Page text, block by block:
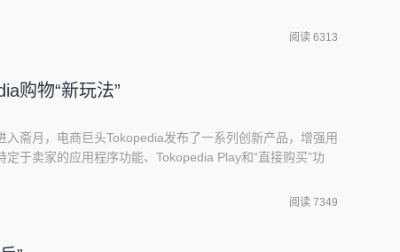
日本最著名的科技企业家之一。“我们发现有人试图窃取
阅读 6313
购物“新玩法”
入斋月，电商巨头Tokopedia发布了一系列创新产品，增强用
于卖家的应用程序功能、Tokopedia Play和“直接购买”功
少病毒传播的一种方式。为了帮助本地企业继续经营，阅读 7349